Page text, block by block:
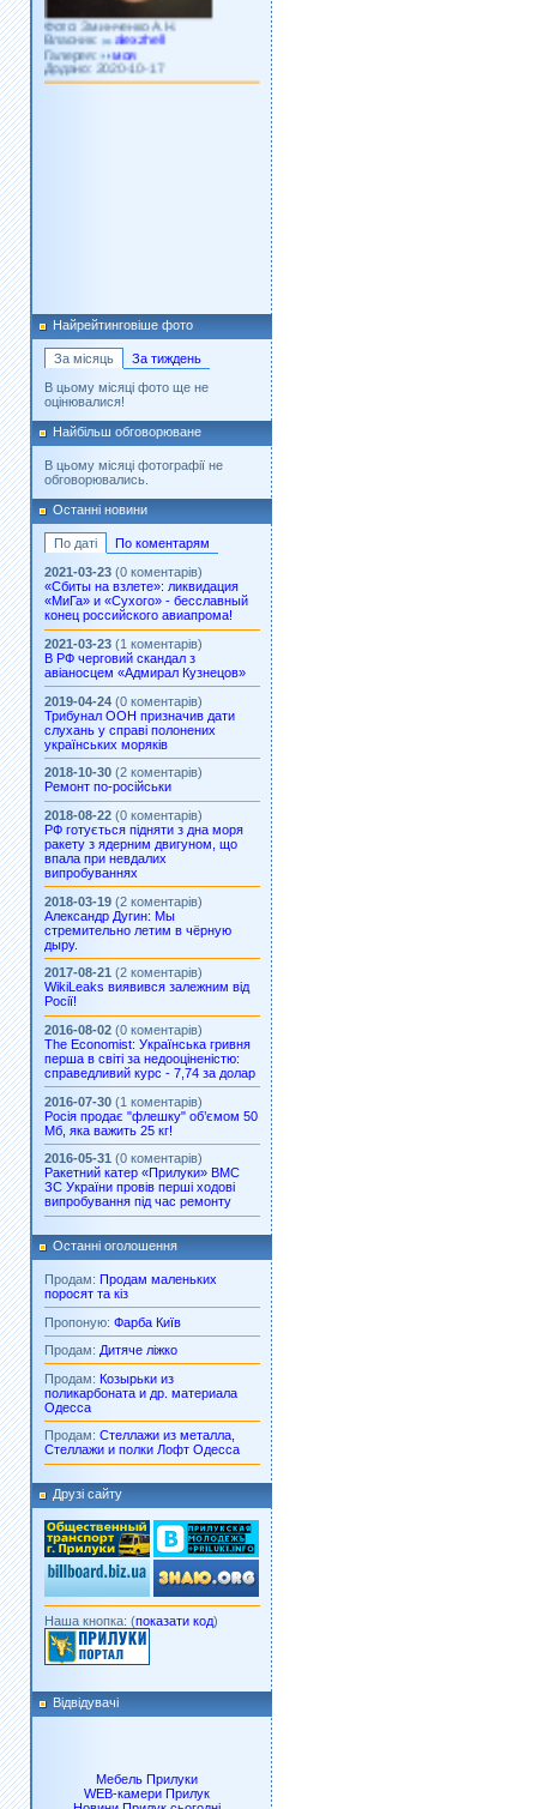
Власник:
alexzhell
Галерея:
моя
Додано: 2020-10-17
Найрейтинговіше фото
За місяць
За тиждень
В цьому місяці фото ще не
оцінювалися!
Найбільш обговорюване
В цьому місяці фотографії не
обговорювались.
Останні новини
По даті
По коментарям
2021-03-23 (0 коментарів)
«Сбиты на взлете»: ликвидация
«МиГа» и «Сухого» - бесславный
конец российского авиапрома!
2021-03-23 (1 коментарів)
В РФ черговий скандал з
авіаносцем «Адмирал Кузнецов»
2019-04-24 (0 коментарів)
Трибунал ООН призначив дати
слухань у справі полонених
українських моряків
2018-10-30 (2 коментарів)
Ремонт по-російськи
2018-08-22 (0 коментарів)
РФ готується підняти з дна моря
ракету з ядерним двигуном, що
впала при невдалих
випробуваннях
2018-03-19 (2 коментарів)
Александр Дугин: Мы
стремительно летим в чёрную
дыру.
2017-08-21 (2 коментарів)
WikiLeaks виявився залежним від
Росії!
2016-08-02 (0 коментарів)
The Economist: Українська гривня
перша в світі за недооціненістю:
справедливий курс - 7,74 за долар
2016-07-30 (1 коментарів)
Росія продає "флешку" об’ємом 50
Мб, яка важить 25 кг!
2016-05-31 (0 коментарів)
Ракетний катер «Прилуки» ВМС
ЗС України провів перші ходові
випробування під час ремонту
Останні оголошення
Продам: Продам маленьких
поросят та кіз
Пропоную: Фарба Київ
Продам: Дитяче ліжко
Продам: Козырьки из
поликарбоната и др. материала
Одесса
Продам: Стеллажи из металла,
Стеллажи и полки Лофт Одесса
Друзі сайту
Наша кнопка: (показати код)
Відвідувачі
Мебель Прилуки
WEB-камери Прилук